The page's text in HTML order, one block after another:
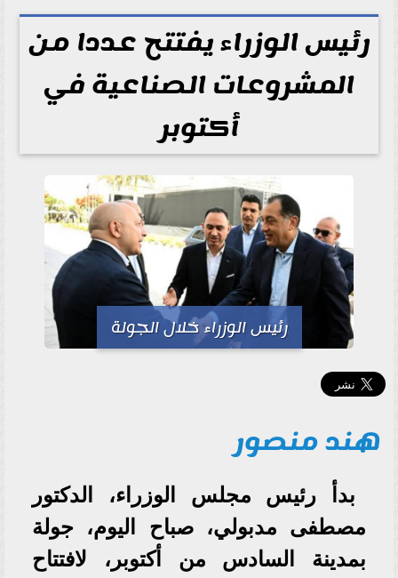
2026-06-08 11:58:32
رئيس الوزراء يفتتح عددا من
المشروعات الصناعية في
أكتوبر
رئيس الوزراء خلال الجولة
هند منصور
بدأ رئيس مجلس الوزراء، الدكتور
مصطفى مدبولي، صباح اليوم، جولة
بمدينة السادس من أكتوبر، لافتتاح